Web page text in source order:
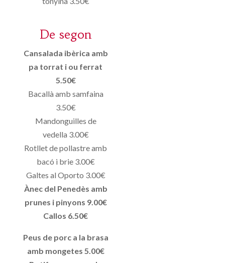
De segon
Cansalada ibèrica amb
pa torrat i ou ferrat
5.50€
Bacallà amb samfaina
3.50€
Mandonguilles de
vedella 3.00€
Rotllet de pollastre amb
bacó i brie 3.00€
Galtes al Oporto 3.00€
Ànec del Penedès amb
prunes i pinyons 9.00€
Callos 6.50€
Peus de porc a la brasa
amb mongetes 5.00€